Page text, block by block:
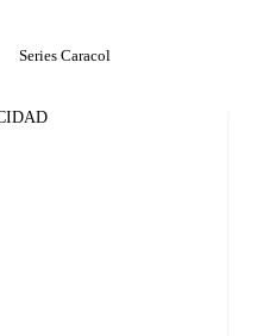
Series Caracol